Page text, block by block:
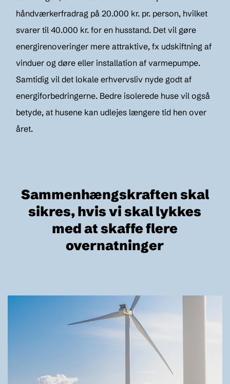
håndværkerfradrag på 20.000 kr. pr. person, hvilket
svarer til 40.000 kr. for en husstand. Det vil gøre
energirenoveringer mere attraktive, fx udskiftning af
vinduer og døre eller installation af varmepumpe.
Samtidig vil det lokale erhvervsliv nyde godt af
energiforbedringerne. Bedre isolerede huse vil også
betyde, at husene kan udlejes længere tid hen over
året.
Sammenhængskraften skal
sikres, hvis vi skal lykkes
med at skaffe flere
overnatninger